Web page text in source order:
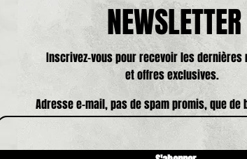
NEWSLETTER
Inscrivez-vous pour recevoir les dernières
et offres exclusives.
Adresse e-mail, pas de spam promis, que de